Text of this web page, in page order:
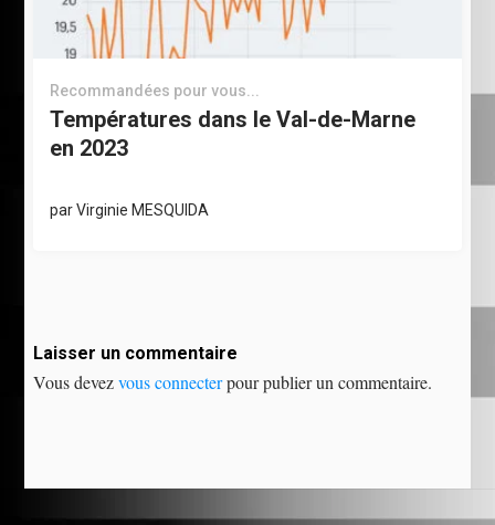
Recommandées pour vous...
Températures dans le Val-de-Marne
en 2023
parVirginie MESQUIDA
Laisser un commentaire
Vous devezvous connecterpour publier un commentaire.